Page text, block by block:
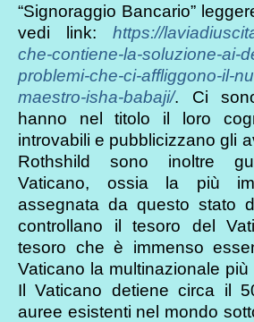
“Signoraggio Bancario”
vedi link: https://
che-contiene-la-soluzione-ai-
problemi-che-ci-affliggono-il-
maestro-isha-babaji/. Ci
hanno nel titolo il loro
introvabili e pubblicizzano gli
Rothshild sono inoltre
Vaticano, ossia la più
assegnata da questo stato
controllano il tesoro del
tesoro che è immenso
Vaticano la multinazionale
Il Vaticano detiene circa il
auree esistenti nel mondo